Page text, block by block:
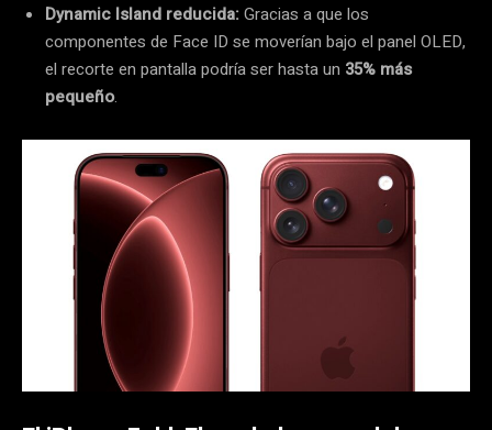
Dynamic Island reducida:Gracias a que los
componentes de Face ID se moverían bajo el panel OLED,
el recorte en pantalla podría ser hasta un 35% más
pequeño.